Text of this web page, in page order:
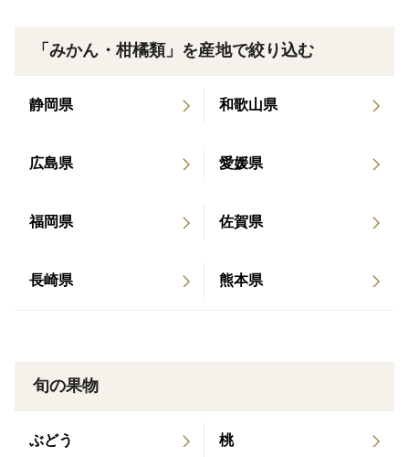
「みかん・柑橘類」を産地で絞り込む
静岡県 和歌山県
広島県 愛媛県
福岡県 佐賀県
長崎県 熊本県
旬の果物
ぶどう 桃